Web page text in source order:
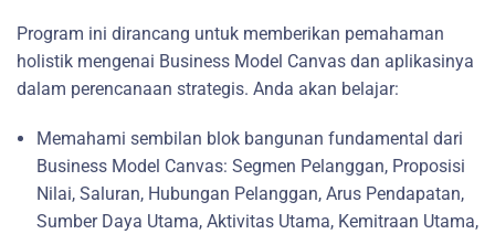
Program ini dirancang untuk memberikan pemahaman
holistik mengenai Business Model Canvas dan aplikasinya
dalam perencanaan strategis. Anda akan belajar:
Memahami sembilan blok bangunan fundamental dari
Business Model Canvas: Segmen Pelanggan, Proposisi
Nilai, Saluran, Hubungan Pelanggan, Arus Pendapatan,
Sumber Daya Utama, Aktivitas Utama, Kemitraan Utama,